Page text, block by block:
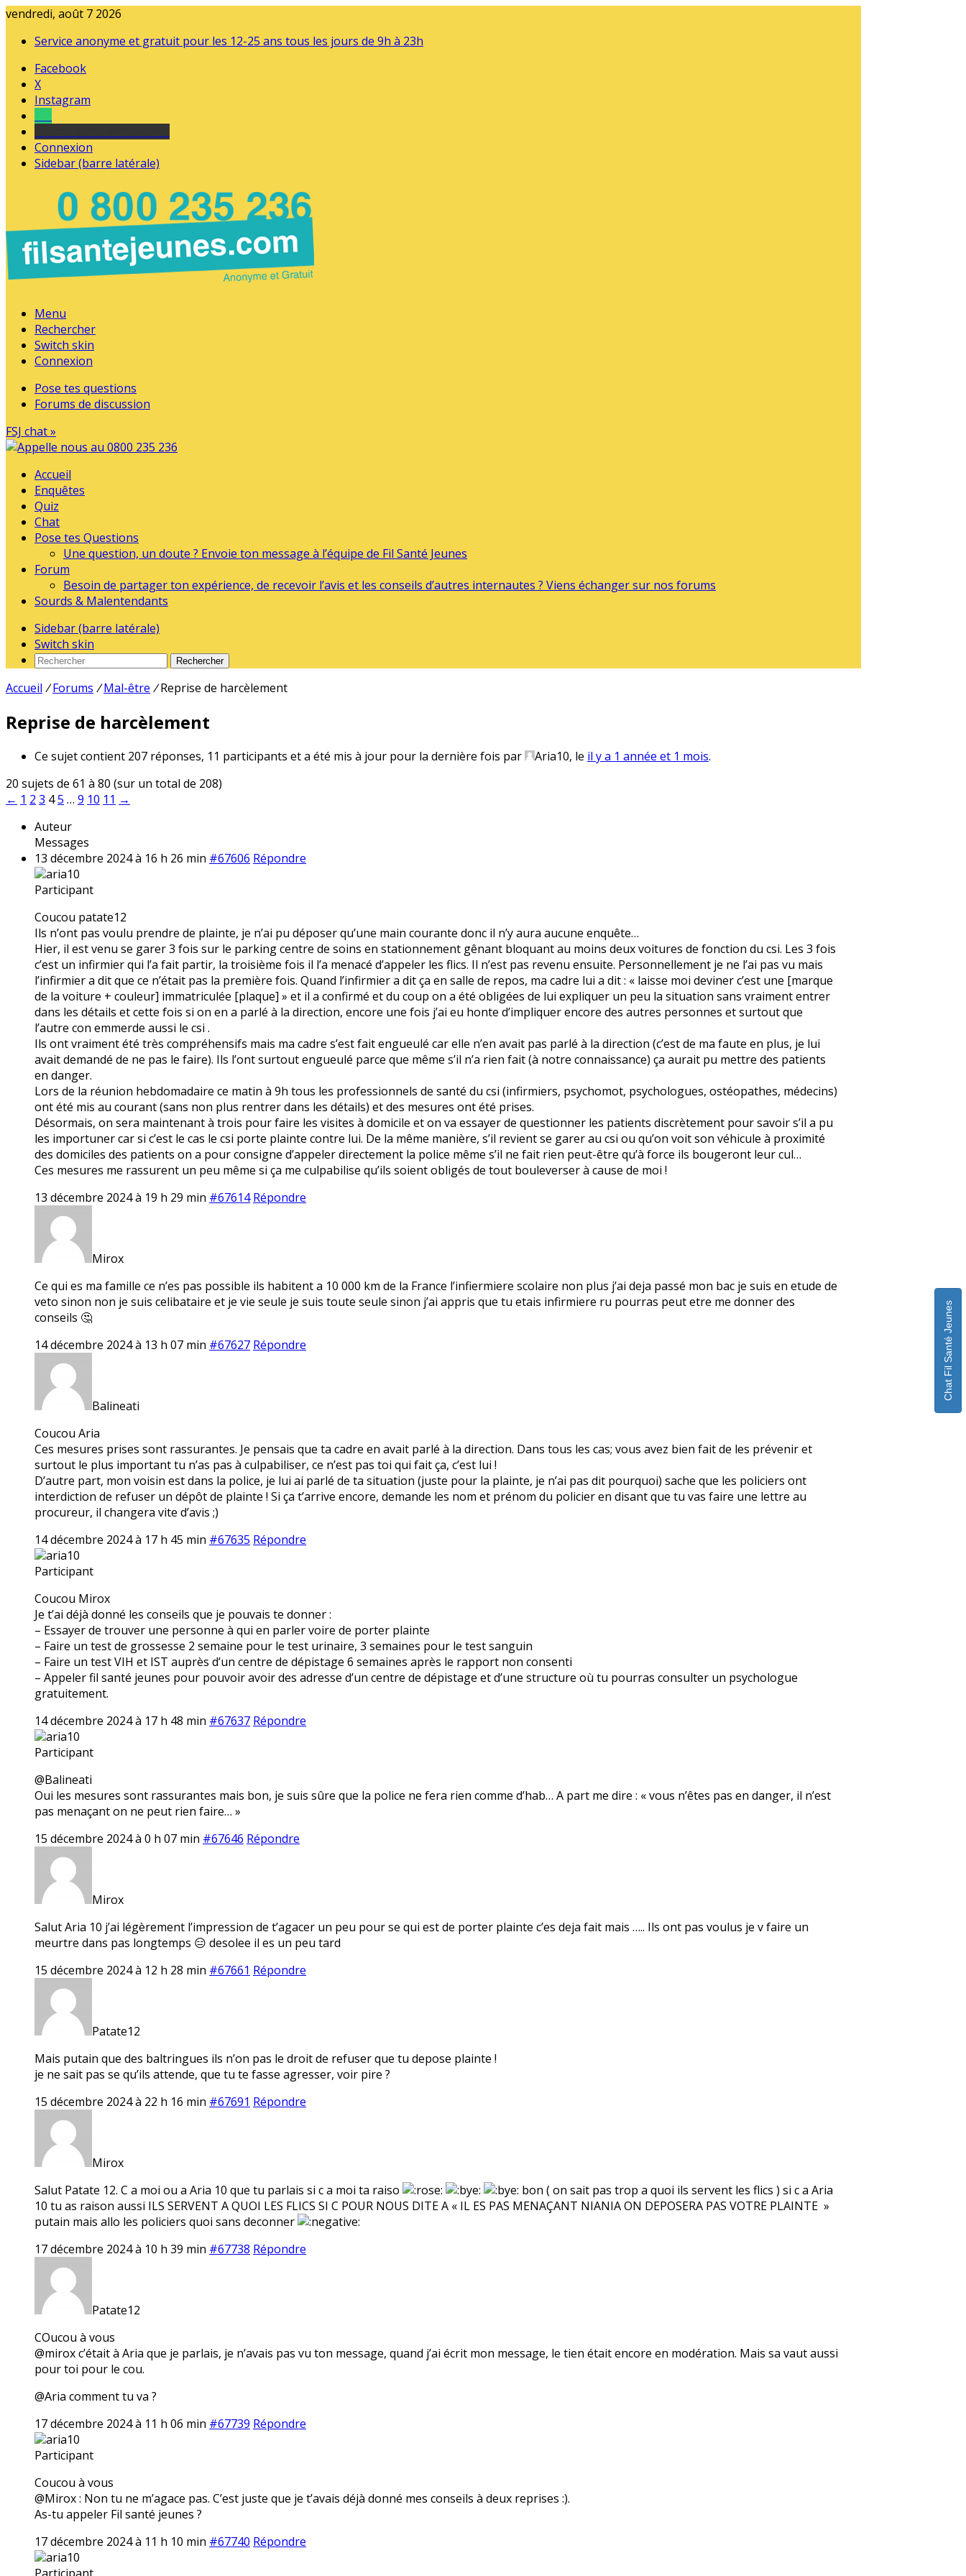
vendredi, août 7 2026
Service anonyme et gratuit pour les 12-25 ans tous les jours de 9h à 23h
Facebook
X
Instagram
Connexion
Sidebar (barre latérale)
Menu
Rechercher
Switch skin
Connexion
Pose tes questions
Forums de discussion
FSJ chat »
Accueil
Enquêtes
Quiz
Chat
Pose tes Questions
Une question, un doute ? Envoie ton message à l’équipe de Fil Santé Jeunes
Forum
Besoin de partager ton expérience, de recevoir l’avis et les conseils d’autres internautes ? Viens échanger sur nos forums
Sourds & Malentendants
Sidebar (barre latérale)
Switch skin
Rechercher
Accueil / Forums / Mal-être / Reprise de harcèlement
Reprise de harcèlement
Ce sujet contient 207 réponses, 11 participants et a été mis à jour pour la dernière fois par Aria10, le il y a 1 année et 1 mois.
20 sujets de 61 à 80 (sur un total de 208)
← 1 2 3 45 … 9 10 11 →
Auteur
Messages
13 décembre 2024 à 16 h 26 min #67606 Répondre
aria10
Participant
Coucou patate12
Ils n’ont pas voulu prendre de plainte, je n’ai pu déposer qu’une main courante donc il n’y aura aucune enquête…
Hier, il est venu se garer 3 fois sur le parking centre de soins en stationnement gênant bloquant au moins deux voitures de fonction du csi. Les 3 fois
c’est un infirmier qui l’a fait partir, la troisième fois il l’a menacé d’appeler les flics. Il n’est pas revenu ensuite. Personnellement je ne l’ai pas vu mais
l’infirmier a dit que ce n’était pas la première fois. Quand l’infirmier a dit ça en salle de repos, ma cadre lui a dit : « laisse moi deviner c’est une [marque
de la voiture + couleur] immatriculée [plaque] » et il a confirmé et du coup on a été obligées de lui expliquer un peu la situation sans vraiment entrer
dans les détails et cette fois si on en a parlé à la direction, encore une fois j’ai eu honte d’impliquer encore des autres personnes et surtout que
l’autre con emmerde aussi le csi .
Ils ont vraiment été très compréhensifs mais ma cadre s’est fait engueulé car elle n’en avait pas parlé à la direction (c’est de ma faute en plus, je lui
avait demandé de ne pas le faire). Ils l’ont surtout engueulé parce que même s’il n’a rien fait (à notre connaissance) ça aurait pu mettre des patients
en danger.
Lors de la réunion hebdomadaire ce matin à 9h tous les professionnels de santé du csi (infirmiers, psychomot, psychologues, ostéopathes, médecins)
ont été mis au courant (sans non plus rentrer dans les détails) et des mesures ont été prises.
Désormais, on sera maintenant à trois pour faire les visites à domicile et on va essayer de questionner les patients discrètement pour savoir s’il a pu
les importuner car si c’est le cas le csi porte plainte contre lui. De la même manière, s’il revient se garer au csi ou qu’on voit son véhicule à proximité
des domiciles des patients on a pour consigne d’appeler directement la police même s’il ne fait rien peut-être qu’à force ils bougeront leur cul…
Ces mesures me rassurent un peu même si ça me culpabilise qu’ils soient obligés de tout bouleverser à cause de moi !
13 décembre 2024 à 19 h 29 min #67614 Répondre
Mirox
Ce qui es ma famille ce n’es pas possible ils habitent a 10 000 km de la France l’infiermiere scolaire non plus j’ai deja passé mon bac je suis en etude de
veto sinon non je suis celibataire et je vie seule je suis toute seule sinon j’ai appris que tu etais infirmiere ru pourras peut etre me donner des
conseils 🤔
14 décembre 2024 à 13 h 07 min #67627 Répondre
Balineati
Coucou Aria
Ces mesures prises sont rassurantes. Je pensais que ta cadre en avait parlé à la direction. Dans tous les cas; vous avez bien fait de les prévenir et
surtout le plus important tu n’as pas à culpabiliser, ce n’est pas toi qui fait ça, c’est lui !
D’autre part, mon voisin est dans la police, je lui ai parlé de ta situation (juste pour la plainte, je n’ai pas dit pourquoi) sache que les policiers ont
interdiction de refuser un dépôt de plainte ! Si ça t’arrive encore, demande les nom et prénom du policier en disant que tu vas faire une lettre au
procureur, il changera vite d’avis ;)
14 décembre 2024 à 17 h 45 min #67635 Répondre
aria10
Participant
Coucou Mirox
Je t’ai déjà donné les conseils que je pouvais te donner :
– Essayer de trouver une personne à qui en parler voire de porter plainte
– Faire un test de grossesse 2 semaine pour le test urinaire, 3 semaines pour le test sanguin
– Faire un test VIH et IST auprès d’un centre de dépistage 6 semaines après le rapport non consenti
– Appeler fil santé jeunes pour pouvoir avoir des adresse d’un centre de dépistage et d’une structure où tu pourras consulter un psychologue
gratuitement.
14 décembre 2024 à 17 h 48 min #67637 Répondre
aria10
Participant
@Balineati
Oui les mesures sont rassurantes mais bon, je suis sûre que la police ne fera rien comme d’hab… A part me dire : « vous n’êtes pas en danger, il n’est
pas menaçant on ne peut rien faire… »
15 décembre 2024 à 0 h 07 min #67646 Répondre
Mirox
Salut Aria 10 j’ai légèrement l’impression de t’agacer un peu pour se qui est de porter plainte c’es deja fait mais ….. Ils ont pas voulus je v faire un
meurtre dans pas longtemps 😑 desolee il es un peu tard
15 décembre 2024 à 12 h 28 min #67661 Répondre
Patate12
Mais putain que des baltringues ils n’on pas le droit de refuser que tu depose plainte !
je ne sait pas se qu’ils attende, que tu te fasse agresser, voir pire ?
15 décembre 2024 à 22 h 16 min #67691 Répondre
Mirox
Salut Patate 12. C a moi ou a Aria 10 que tu parlais si c a moi ta raiso
bon ( on sait pas trop a quoi ils servent les flics ) si c a Aria
10 tu as raison aussi ILS SERVENT A QUOI LES FLICS SI C POUR NOUS DITE A « IL ES PAS MENAÇANT NIANIA ON DEPOSERA PAS VOTRE PLAINTE »
putain mais allo les policiers quoi sans deconner
17 décembre 2024 à 10 h 39 min #67738 Répondre
Patate12
COucou à vous
@mirox c’était à Aria que je parlais, je n’avais pas vu ton message, quand j’ai écrit mon message, le tien était encore en modération. Mais sa vaut aussi
pour toi pour le cou.
@Aria comment tu va ?
17 décembre 2024 à 11 h 06 min #67739 Répondre
aria10
Participant
Coucou à vous
@Mirox : Non tu ne m’agace pas. C’est juste que je t’avais déjà donné mes conseils à deux reprises :).
As-tu appeler Fil santé jeunes ?
17 décembre 2024 à 11 h 10 min #67740 Répondre
aria10
Chat Fil Santé Jeunes